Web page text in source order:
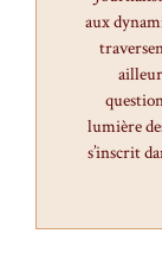
aux
lumière
s’inscrit